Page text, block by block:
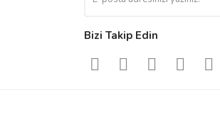
Bizi Takip Edin